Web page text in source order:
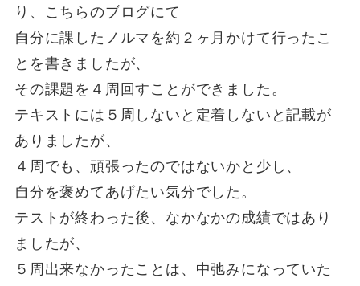
り、こちらのブログにて
自分に課したノルマを約２ヶ月かけて行ったこ
とを書きましたが、
その課題を４周回すことができました。
テキストには５周しないと定着しないと記載が
ありましたが、
４周でも、頑張ったのではないかと少し、
自分を褒めてあげたい気分でした。
テストが終わった後、なかなかの成績ではあり
ましたが、
５周出来なかったことは、中弛みになっていた